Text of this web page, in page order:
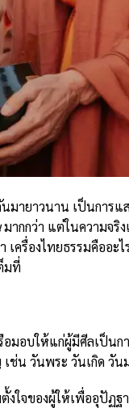
มายาวนาน เป็นการ
มากกว่า แต่ในความจริ
รื่องไทยธรรมคืออะไ
มที่
อบให้แก่ผู้มีศีลเป็นก
ช่น วันพระ วันเกิด วั
งใจของผู้ให้เพื่ออุปัฏ